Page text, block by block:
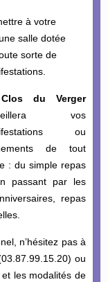
à votre
salle dotée
sorte de
du Verger
vos
ou
de tout
: du simple repas
passant par les
repas
n’hésitez pas à
ou
les modalités de